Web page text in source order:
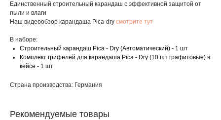
Единственный строительный карандаш с эффективной защитой от
пыли и влаги
Наш видеообзор карандаша Pica-dry смотрите тут
В наборе:
Строительный карандаш Pica - Dry (Автоматический) - 1 шт
Комплект грифелей для карандаша Pica - Dry (10 шт графитовые) в
кейсе - 1 шт
Страна производства: Германия
Рекомендуемые товары